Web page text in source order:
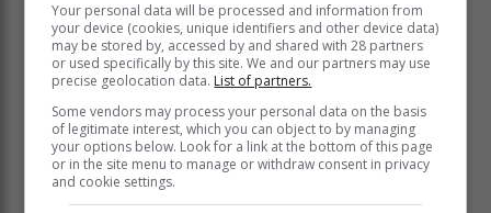
Your personal data will be processed and information from
your device (cookies, unique identifiers and other device data)
may be stored by, accessed by and shared with 28 partners
or used specifically by this site. We and our partners may use
precise geolocation data. List of partners.
Some vendors may process your personal data on the basis
of legitimate interest, which you can object to by managing
your options below. Look for a link at the bottom of this page
or in the site menu to manage or withdraw consent in privacy
and cookie settings.